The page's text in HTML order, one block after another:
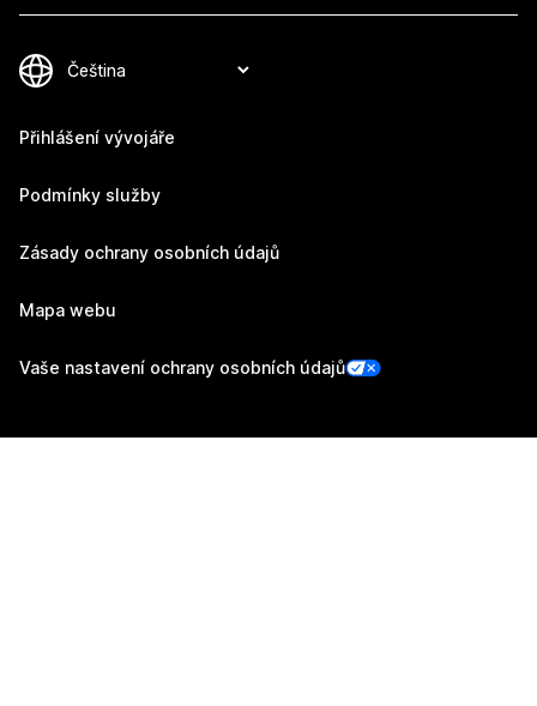
Přihlášení vývojáře
Podmínky služby
Zásady ochrany osobních údajů
Mapa webu
Vaše nastavení ochrany osobních údajů